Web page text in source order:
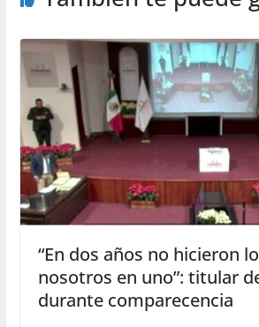
“En dos años no hicieron
nosotros en uno”: titular
durante comparecencia